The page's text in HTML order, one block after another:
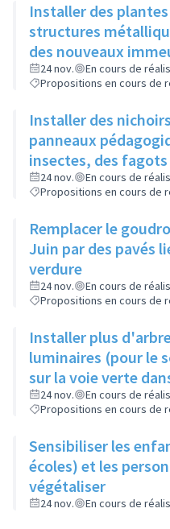
Installer des
structures
des nouveaux
24 nov.
En cours de
Propositions en cours de
Installer des
panneaux
insectes, des
pour stimuler la
Château à la Roue
24 nov.
En cours de
Propositions en cours de
Remplacer le
Juin par des pavés
verdure
24 nov.
En cours de
Propositions en cours de
Installer plus
luminaires (pour le
sur la voie verte
et la rue de
24 nov.
En cours de
Propositions en cours de
Sensibiliser les
écoles) et les
végétaliser
24 nov. En cours de